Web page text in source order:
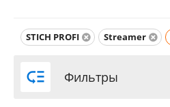
STICH PROFI Streamer
 Фильтры